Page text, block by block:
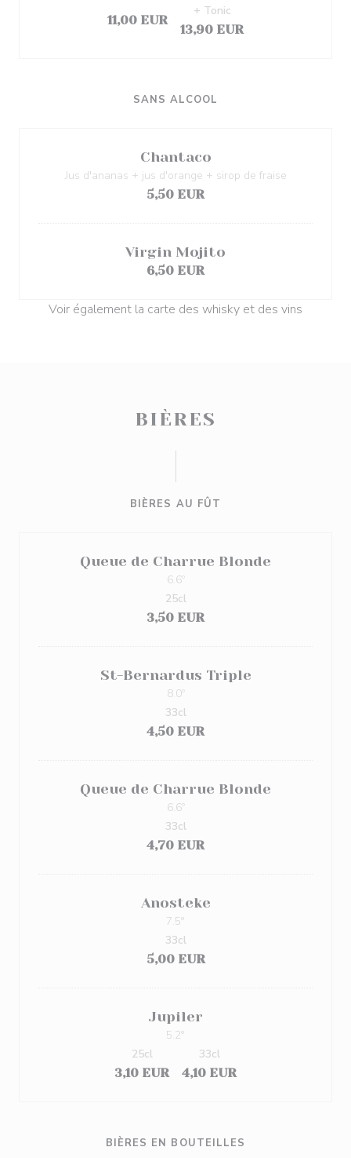
11,00 EUR
13,90 EUR
+ Tonic
SANS ALCOOL
Chantaco
Jus d'ananas + jus d'orange + sirop de fraise
5,50 EUR
Virgin Mojito
6,50 EUR
Voir également la carte des whisky et des vins
BIÈRES
BIÈRES AU FÛT
Queue de Charrue Blonde
6.6º
3,50 EUR
25cl
St-Bernardus Triple
8.0º
4,50 EUR
33cl
Queue de Charrue Blonde
6.6º
4,70 EUR
33cl
Anosteke
7.5°
5,00 EUR
33cl
Jupiler
5.2°
3,10 EUR
25cl
4,10 EUR
33cl
BIÈRES EN BOUTEILLES